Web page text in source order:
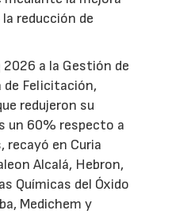
reducción de
a la Gestión de
de Felicitación,
redujeron su
un 60% respecto a
recayó en Curia
Alcalá, Hebron,
Químicas del Óxido
Medichem y